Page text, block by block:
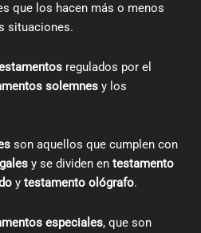
que los hacen más o menos
situaciones.
regulados por el
solemnes y los
son aquellos que cumplen con
y se dividen en testamento
y testamento ológrafo.
especiales, que son